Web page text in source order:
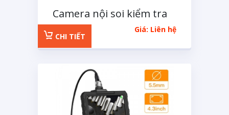
Camera nội soi kiểm tra
360 độ
Giá: Liên hệ
CHI TIẾT